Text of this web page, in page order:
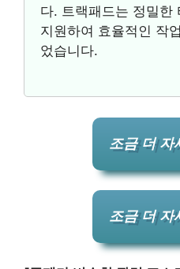
다. 트랙패드는 정밀한
지원하여 효율적인 작
었습니다.
조금 더 자
조금 더 자